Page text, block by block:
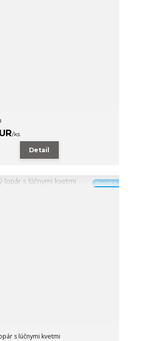
/ks
Detail
Novinka
s lúčnymi kvetmi